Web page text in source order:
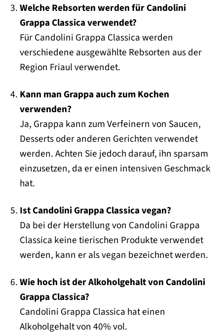
Welche Rebsorten werden für Candolini
Grappa Classica verwendet?
Für Candolini Grappa Classica werden
verschiedene ausgewählte Rebsorten aus der
Region Friaul verwendet.
Kann man Grappa auch zum Kochen
verwenden?
Ja, Grappa kann zum Verfeinern von Saucen,
Desserts oder anderen Gerichten verwendet
werden. Achten Sie jedoch darauf, ihn sparsam
einzusetzen, da er einen intensiven Geschmack
hat.
Ist Candolini Grappa Classica vegan?
Da bei der Herstellung von Candolini Grappa
Classica keine tierischen Produkte verwendet
werden, kann er als vegan bezeichnet werden.
Wie hoch ist der Alkoholgehalt von Candolini
Grappa Classica?
Candolini Grappa Classica hat einen
Alkoholgehalt von 40% vol.